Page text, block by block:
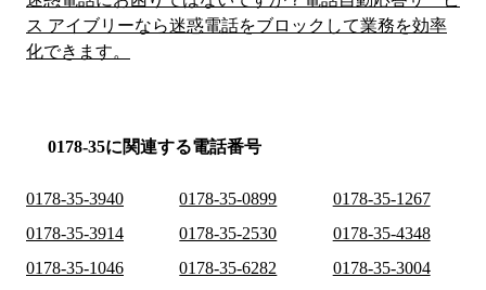
ス アイブリーなら迷惑電話をブロックして業務を効率
化できます。
0178-35に関連する電話番号
0178-35-3940 0178-35-0899
0178-35-1267
0178-35-3914
0178-35-2530
0178-35-4348
0178-35-1046
0178-35-6282
0178-35-3004